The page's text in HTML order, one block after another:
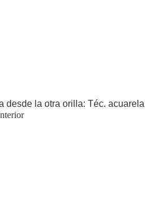
desde la otra orilla: Téc.